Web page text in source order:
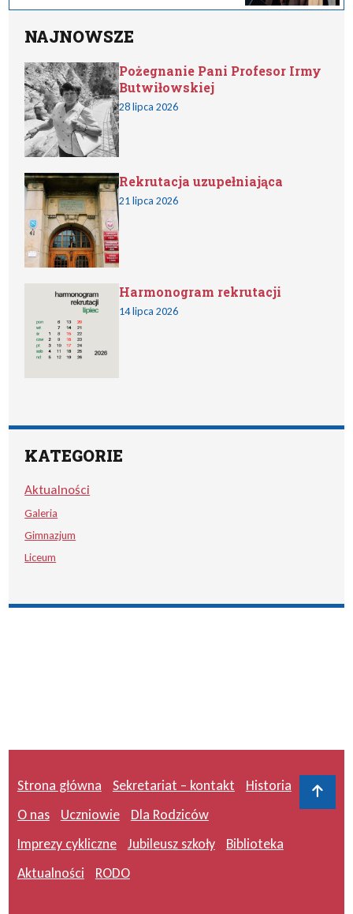
NAJNOWSZE
Pożegnanie Pani Profesor Irmy
Butwiłowskiej
28 lipca 2026
Rekrutacja uzupełniająca
21 lipca 2026
Harmonogram rekrutacji
14 lipca 2026
KATEGORIE
Aktualności
Galeria
Gimnazjum
Liceum
Strona główna Sekretariat – kontakt
Historia
O nas
Uczniowie
Dla Rodziców
Imprezy cykliczne
Jubileusz szkoły
Biblioteka
Aktualności
RODO
Do